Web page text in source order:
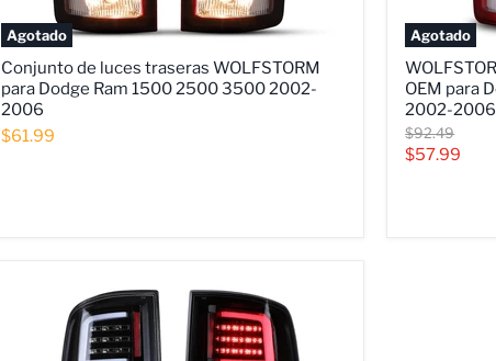
Agotado
de
luces
traseras
WOLFSTORM
para
Conjunto de luces traseras WOLFSTORM
para Dodge Ram 1500 2500 3500 2002-
2006
$61.99
Agotado
Conjunto
de
luces
traseras
OEM
para
OEM para
2002-2006
Precio
original
$92.49
Precio
$57.99